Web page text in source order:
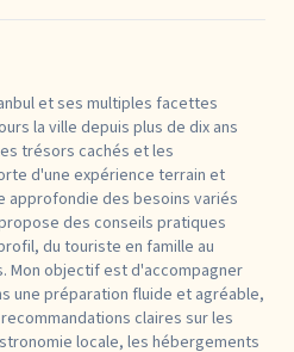
et ses multiples facettes
la ville depuis plus de dix ans
trésors cachés et les
d'une expérience terrain et
approfondie des besoins variés
des conseils pratiques
du touriste en famille au
Mon objectif est d'accompagner
une préparation fluide et agréable,
claires sur les
locale, les hébergements